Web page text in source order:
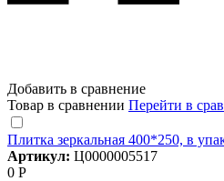
Добавить в сравнение
Товар в сравнении Перейти в
Плитка зеркальная 400*250, в
Артикул: Ц0000005517
0 Р